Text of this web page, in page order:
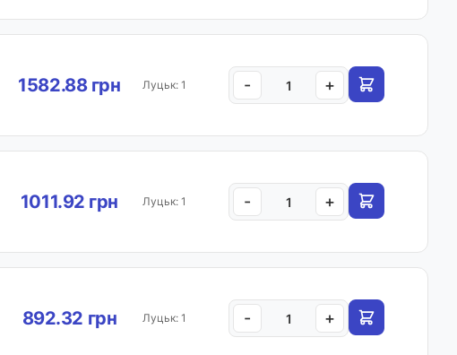
1582.88 грн Луцьк: 1 - +
1011.92 грн Луцьк: 1 - +
892.32 грн Луцьк: 1 - +